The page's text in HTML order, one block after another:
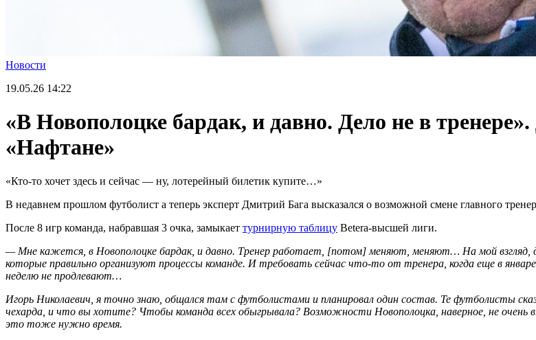
Новости
19.05.26 14:22
«В Новополоцке бардак, и давно. Дело не в
«Нафтане»
«Кто-то хочет здесь и сейчас — ну, лотерейный билетик купите…»
В недавнем прошлом футболист а теперь эксперт Дмитрий Бага высказался о возможной смене главного
После 8 игр команда, набравшая 3 очка, замыкает турнирную таблицу Betera-высшей лиги.
— Мне кажется, в Новополоцке бардак, и давно. Тренер работает, [потом] меняют, меняют… На мой взгляд,
которые правильно организуют процессы команде. И требовать сейчас что-то от тренера, когда еще в
неделю не продлевают…
Игорь Николаевич, я точно знаю, общался там с футболистами и планировал один состав. Те футболисты
чехарда, и что вы хотите? Чтобы команда всех обыгрывала? Возможности Новополоцка, наверное, не очень
это тоже нужно время.